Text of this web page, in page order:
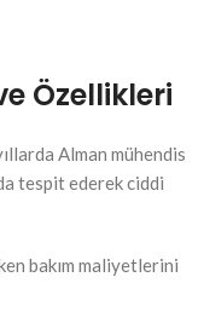
Özellikleri
Alman mühendis
tespit ederek ciddi
bakım maliyetlerini